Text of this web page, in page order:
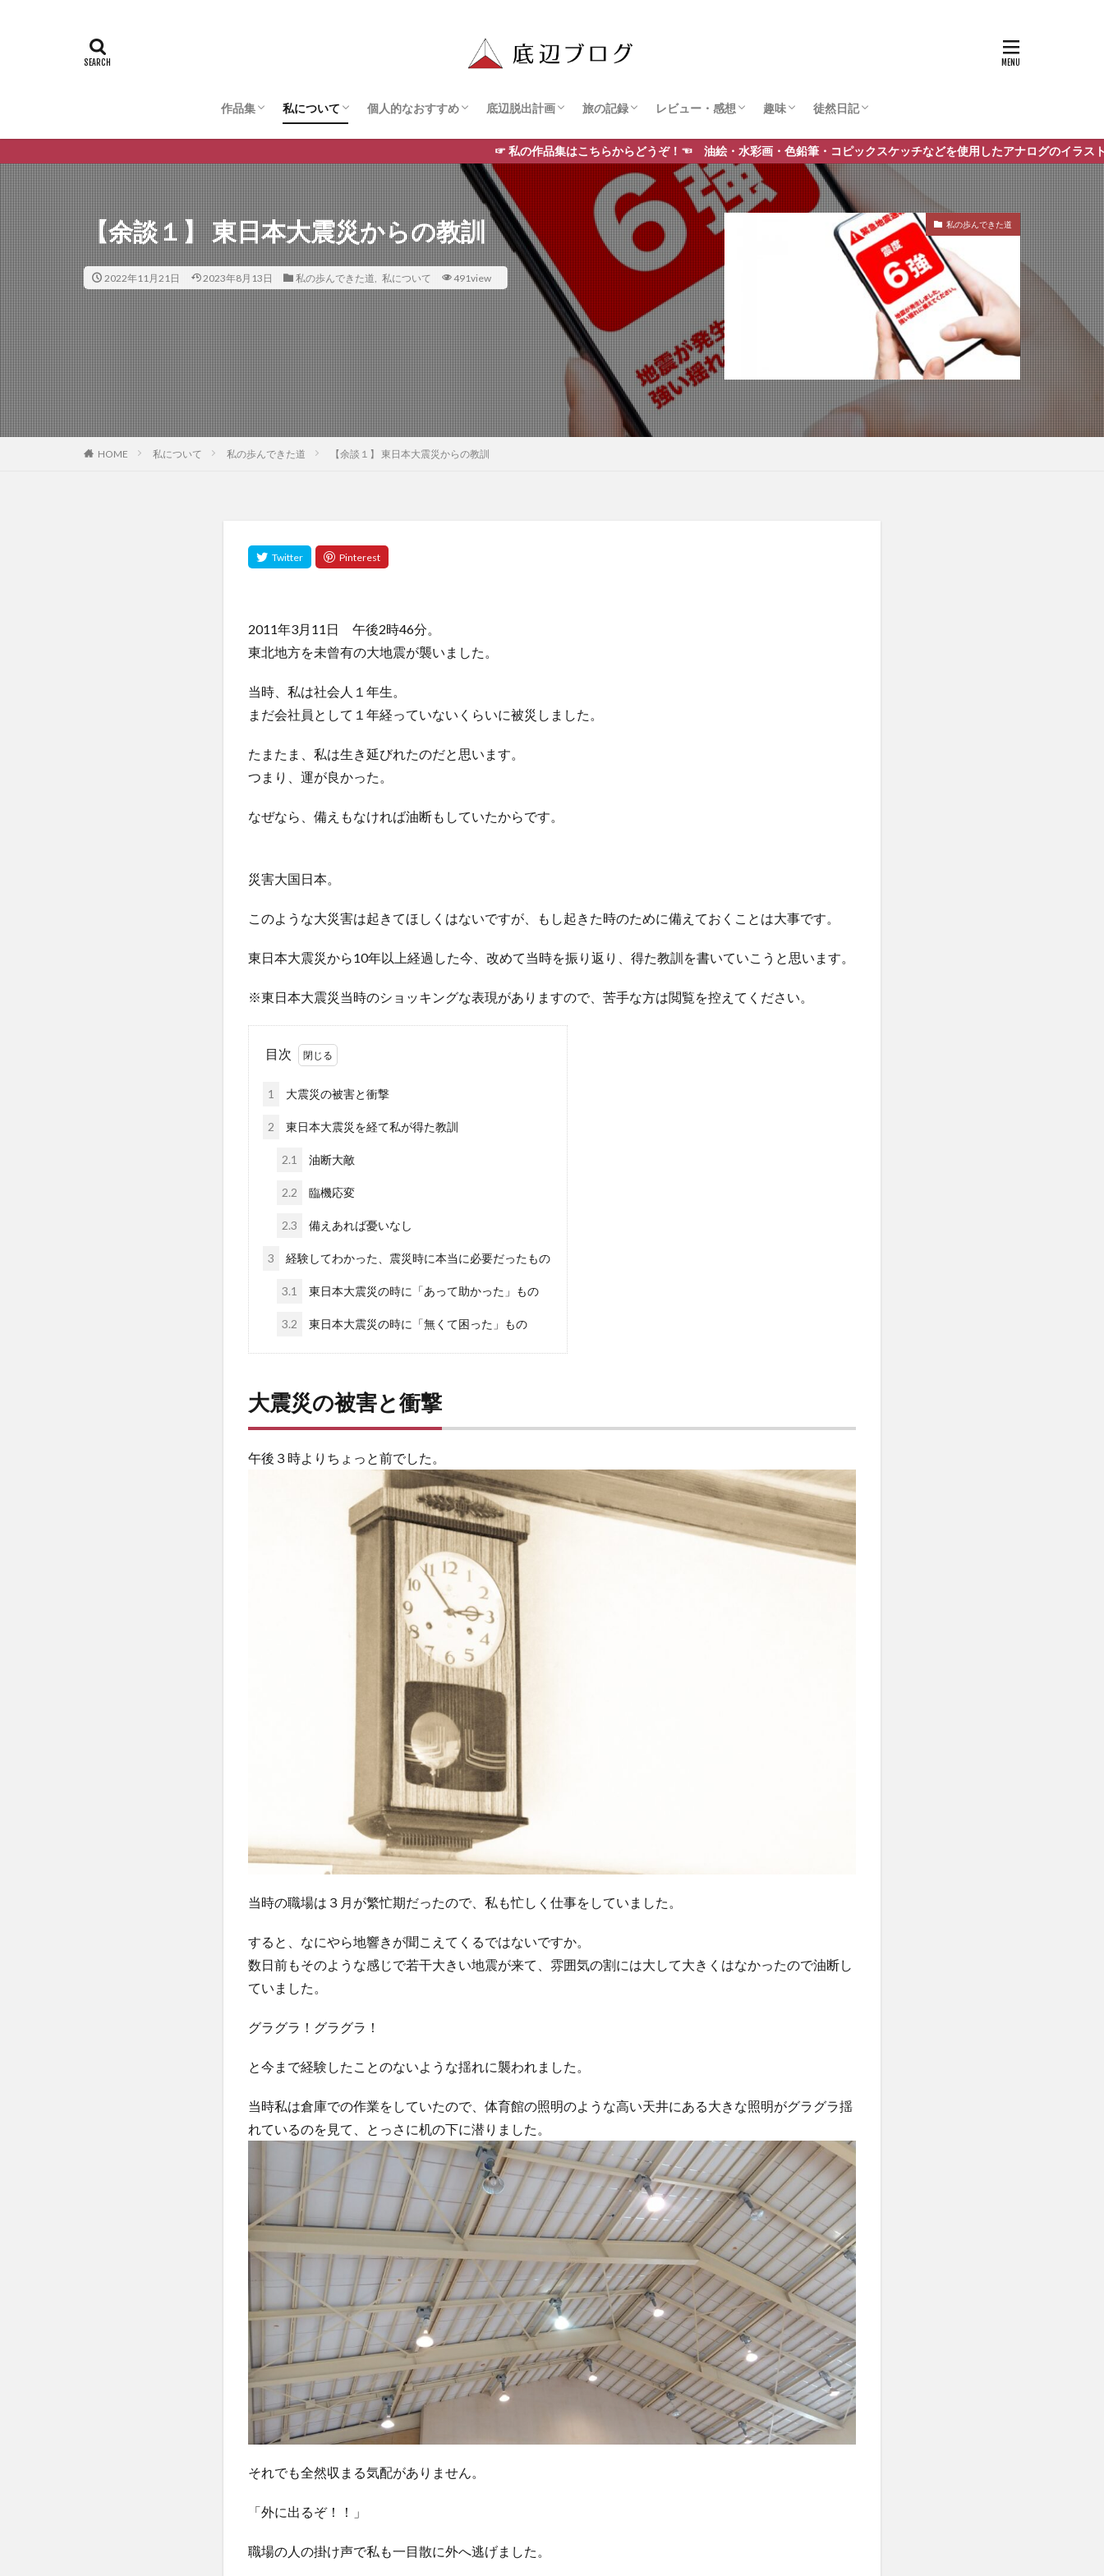
作品集
絵の作品
写真の作品
詩の作品
私について
私の歩んできた道
私の思考・哲学
死生観
失敗談
思い出話
個人的なおすすめ
私のお気に入り
おすすめYouTube動画
おすすめ絵師さん
底辺脱出計画
お金
転職
脱コミュ障
英語
旅の記録
巡った美術館
岩手県
宮城県
青森県
秋田県
福島県
北海道
栃木県
東京
京都
フィリピン
レビュー・感想
マンガ
アニメ
映画・ドラマなど
書評
食べ物・お菓子
お酒
趣味
ポケモン
遊戯王
ゲーム
イラスト関連
徒然日記
日常
考えたこと
今話題のこと
☞ 私の作品集はこちらからどうぞ！☜ 油絵・水彩画・色鉛筆・コピックスケッチなどを使用したアナログのイラスト作品、デジタルイラス
【余談１】 東日本大震災からの教訓
2022年11月21日 2023年8月13日 私の歩んできた道 私について 491view
私の歩んできた道
HOME 私について 私の歩んできた道 【余談１】 東日本大震災からの教訓
2011年3月11日 午後2時46分。
東北地方を未曾有の大地震が襲いました。
当時、私は社会人１年生。
まだ会社員として１年経っていないくらいに被災しました。
たまたま、私は生き延びれたのだと思います。
つまり、運が良かった。
なぜなら、備えもなければ油断もしていたからです。
災害大国日本。
このような大災害は起きてほしくはないですが、もし起きた時のために備えておくことは大事です。
東日本大震災から10年以上経過した今、改めて当時を振り返り、得た教訓を書いていこうと思います。
※東日本大震災当時のショッキングな表現がありますので、苦手な方は閲覧を控えてください。
目次
1 大震災の被害と衝撃
2 東日本大震災を経て私が得た教訓
2.1 油断大敵
2.2 臨機応変
2.3 備えあれば憂いなし
3 経験してわかった、震災時に本当に必要だったもの
3.1 東日本大震災の時に「あって助かった」もの
3.2 東日本大震災の時に「無くて困った」もの
大震災の被害と衝撃
午後３時よりちょっと前でした。
当時の職場は３月が繁忙期だったので、私も忙しく仕事をしていました。
すると、なにやら地響きが聞こえてくるではないですか。
数日前もそのような感じで若干大きい地震が来て、雰囲気の割には大して大きくはなかったので油断し
ていました。
グラグラ！グラグラ！
と今まで経験したことのないような揺れに襲われました。
当時私は倉庫での作業をしていたので、体育館の照明のような高い天井にある大きな照明がグラグラ揺
れているのを見て、とっさに机の下に潜りました。
それでも全然収まる気配がありません。
「外に出るぞ！！」
職場の人の掛け声で私も一目散に外へ逃げました。